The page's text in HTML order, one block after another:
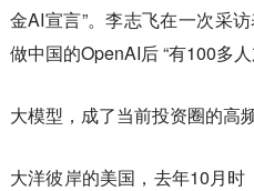
金AI宣言”。李志飞在一次采
做中国的OpenAI后 “有100多人
大模型，成了当前投资圈的高频
大洋彼岸的美国，去年10月